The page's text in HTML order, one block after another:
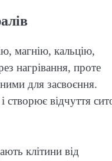
магнію, кальцію,
нагрівання, проте
для засвоєння.
відчуття
клітини від